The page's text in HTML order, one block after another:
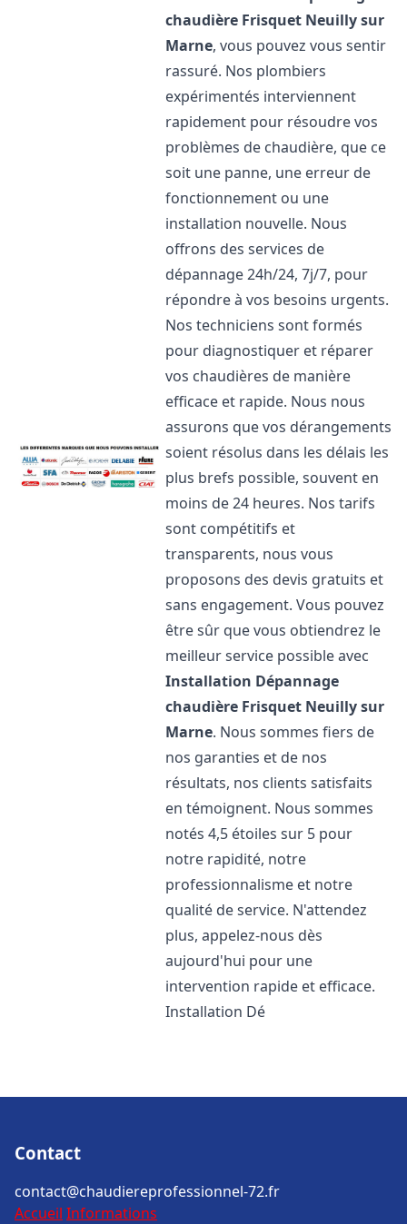
chaudière Frisquet Neuilly sur
Marne, vous pouvez vous sentir
rassuré. Nos plombiers
expérimentés interviennent
rapidement pour résoudre vos
problèmes de chaudière, que ce
soit une panne, une erreur de
fonctionnement ou une
installation nouvelle. Nous
offrons des services de
dépannage 24h/24, 7j/7, pour
répondre à vos besoins urgents.
Nos techniciens sont formés
pour diagnostiquer et réparer
vos chaudières de manière
efficace et rapide. Nous nous
assurons que vos dérangements
soient résolus dans les délais les
plus brefs possible, souvent en
moins de 24 heures. Nos tarifs
sont compétitifs et
transparents, nous vous
proposons des devis gratuits et
sans engagement. Vous pouvez
être sûr que vous obtiendrez le
meilleur service possible avec
Installation Dépannage
chaudière Frisquet Neuilly sur
Marne. Nous sommes fiers de
nos garanties et de nos
résultats, nos clients satisfaits
en témoignent. Nous sommes
notés 4,5 étoiles sur 5 pour
notre rapidité, notre
professionnalisme et notre
qualité de service. N'attendez
plus, appelez-nous dès
aujourd'hui pour une
intervention rapide et efficace.
Installation Dé
Contact
contact@chaudiereprofessionnel-72.fr
Accueil Informations